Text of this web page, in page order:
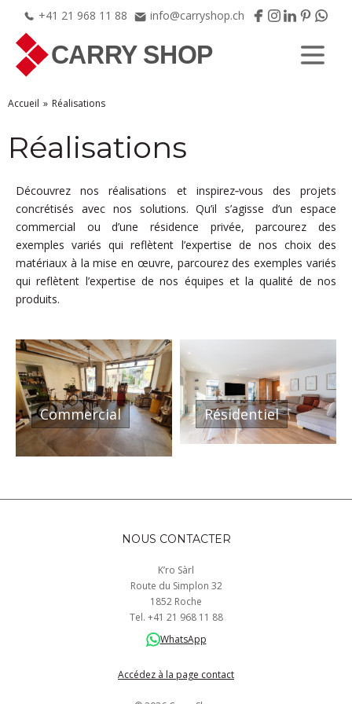
+41 21 968 11 88 info@carryshop.ch
Accueil Réalisations
Réalisations
Découvrez nos réalisations et inspirez‑vous des projets
concrétisés avec nos solutions. Qu’il s’agisse d’un espace
commercial ou d’une résidence privée, parcourez des
exemples variés qui reflètent l’expertise de nos choix des
matériaux à la mise en œuvre, parcourez des exemples variés
qui reflètent l’expertise de nos équipes et la qualité de nos
produits.
Commercial Résidentiel
NOUS CONTACTER
K’ro Sàrl
Route du Simplon 32
1852 Roche
Tel. +41 21 968 11 88
WhatsApp
Accédez à la page contact